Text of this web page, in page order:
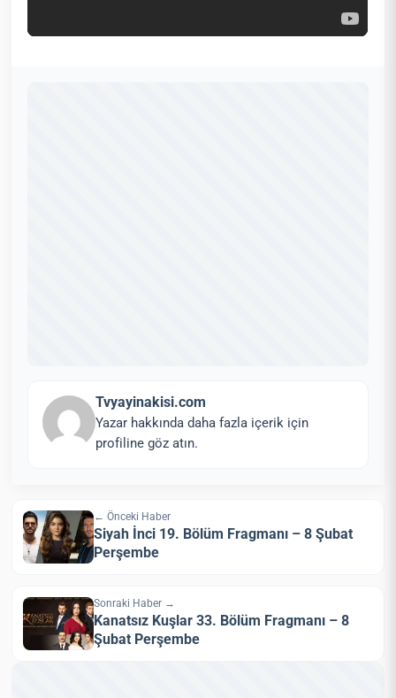
Tvyayinakisi.com
Yazar hakkında daha fazla içerik için
profiline göz atın.
← Önceki Haber
Siyah İnci 19. Bölüm Fragmanı – 8 Şubat
Perşembe
Sonraki Haber →
Kanatsız Kuşlar 33. Bölüm Fragmanı – 8
Şubat Perşembe